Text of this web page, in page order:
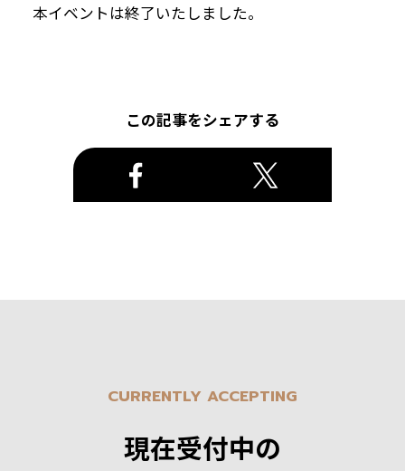
本イベントは終了いたしました。
この記事をシェアする
CURRENTLY ACCEPTING
現在受付中の